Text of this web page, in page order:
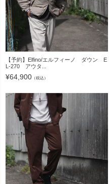
【予約】Elfino/エルフィーノ ダウン E
L-270 アウタ...
¥64,900 （税込）